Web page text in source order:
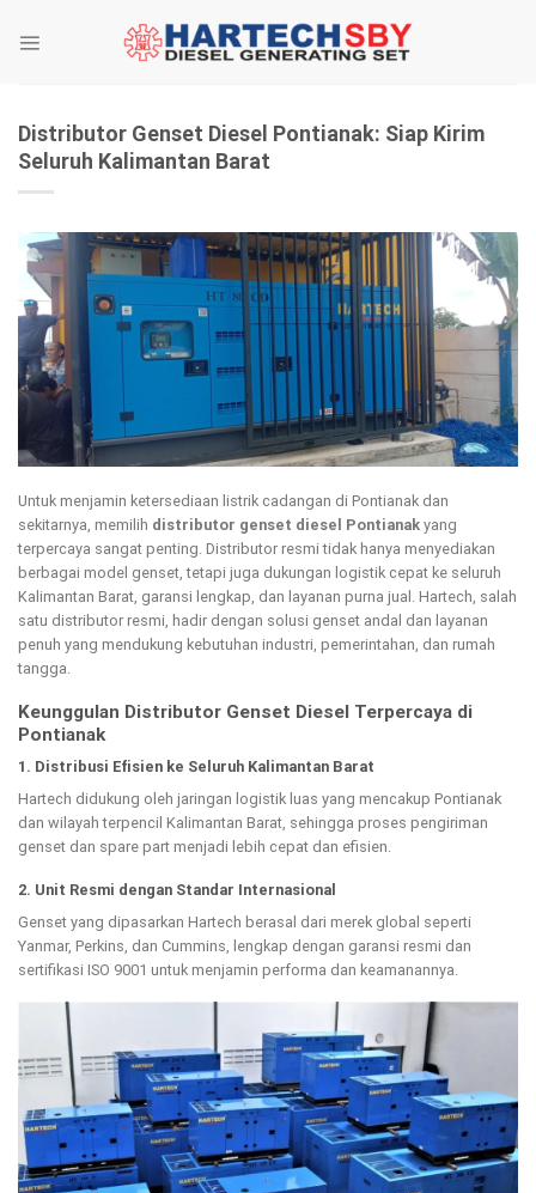
Distributor Genset Diesel Pontianak: Siap Kirim
Seluruh Kalimantan Barat
Untuk menjamin ketersediaan listrik cadangan di Pontianak dan
sekitarnya, memilih distributor genset diesel Pontianak yang
terpercaya sangat penting. Distributor resmi tidak hanya menyediakan
berbagai model genset, tetapi juga dukungan logistik cepat ke seluruh
Kalimantan Barat, garansi lengkap, dan layanan purna jual. Hartech, salah
satu distributor resmi, hadir dengan solusi genset andal dan layanan
penuh yang mendukung kebutuhan industri, pemerintahan, dan rumah
tangga.
Keunggulan Distributor Genset Diesel Terpercaya di
Pontianak
1. Distribusi Efisien ke Seluruh Kalimantan Barat
Hartech didukung oleh jaringan logistik luas yang mencakup Pontianak
dan wilayah terpencil Kalimantan Barat, sehingga proses pengiriman
genset dan spare part menjadi lebih cepat dan efisien.
2. Unit Resmi dengan Standar Internasional
Genset yang dipasarkan Hartech berasal dari merek global seperti
Yanmar, Perkins, dan Cummins, lengkap dengan garansi resmi dan
sertifikasi ISO 9001 untuk menjamin performa dan keamanannya.